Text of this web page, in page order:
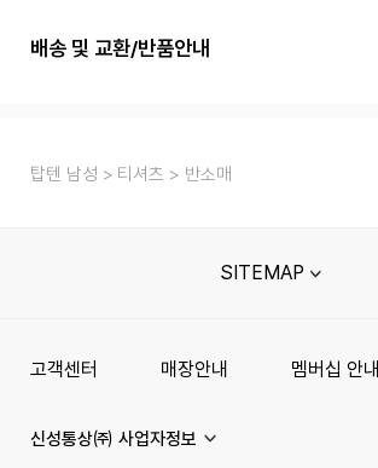
배송 및 교환/반품안내
탑텐 남성 티셔츠 반소매
SITEMAP
고객센터 매장안내 멤버십 안내
신성통상㈜ 사업자정보